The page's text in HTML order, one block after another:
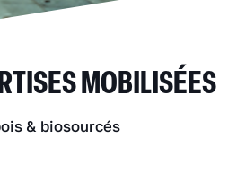
MOBILISÉES
& biosourcés